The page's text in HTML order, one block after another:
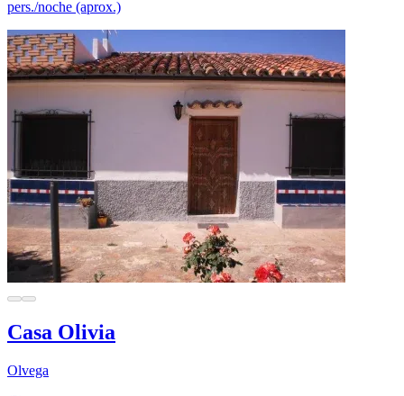
pers./noche (aprox.)
Casa Olivia
Olvega